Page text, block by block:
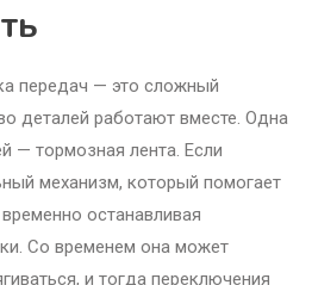
передач — это сложный
деталей работают вместе. Одна
— тормозная лента. Если
механизм, который помогает
останавливая
Со временем она может
и тогда переключения